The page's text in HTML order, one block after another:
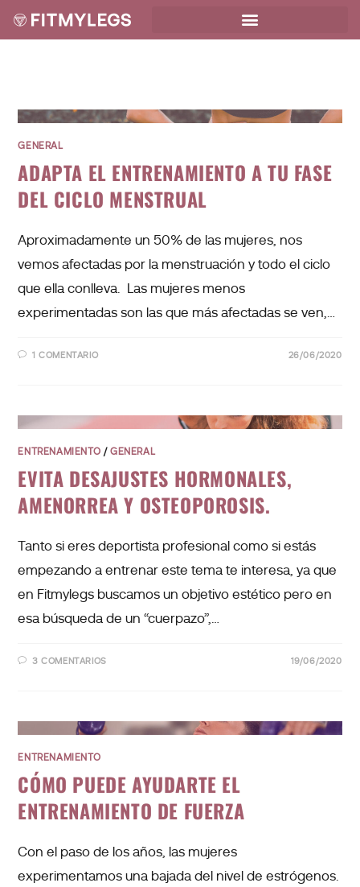
GENERAL
ADAPTA EL ENTRENAMIENTO A TU FASE
DEL CICLO MENSTRUAL
Aproximadamente un 50% de las mujeres, nos
vemos afectadas por la menstruación y todo el ciclo
que ella conlleva. Las mujeres menos
experimentadas son las que más afectadas se ven,…
1 COMENTARIO 26/06/2020
ENTRENAMIENTO /GENERAL
EVITA DESAJUSTES HORMONALES,
AMENORREA Y OSTEOPOROSIS.
Tanto si eres deportista profesional como si estás
empezando a entrenar este tema te interesa, ya que
en Fitmylegs buscamos un objetivo estético pero en
esa búsqueda de un “cuerpazo”,…
3 COMENTARIOS 19/06/2020
ENTRENAMIENTO
CÓMO PUEDE AYUDARTE EL
ENTRENAMIENTO DE FUERZA
Con el paso de los años, las mujeres
experimentamos una bajada del nivel de estrógenos.